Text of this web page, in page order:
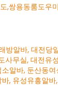
방알바,대전당
사무실,대전유
소알바, 둔산동
바, 유성유흥알바,